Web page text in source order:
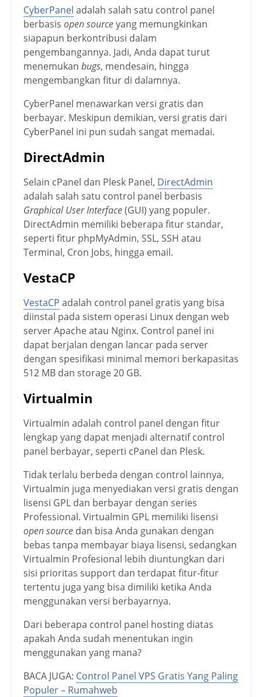
CyberPanel adalah salah satu control panel
berbasis open sourceyang memungkinkan
siapapun berkontribusi dalam
pengembangannya. Jadi, Anda dapat turut
menemukan bugs, mendesain, hingga
mengembangkan fitur di dalamnya.
CyberPanel menawarkan versi gratis dan
berbayar. Meskipun demikian, versi gratis dari
CyberPanel ini pun sudah sangat memadai.
DirectAdmin
Selain cPanel dan Plesk Panel, DirectAdmin
adalah salah satu control panel berbasis
Graphical User Interface(GUI) yang populer.
DirectAdmin memiliki beberapa fitur standar,
seperti fitur phpMyAdmin, SSL, SSH atau
Terminal, Cron Jobs, hingga email.
VestaCP
VestaCP adalah control panel gratis yang bisa
diinstal pada sistem operasi Linux dengan web
server Apache atau Nginx. Control panel ini
dapat berjalan dengan lancar pada server
dengan spesifikasi minimal memori berkapasitas
512 MB dan storage 20 GB.
Virtualmin
Virtualmin adalah control panel dengan fitur
lengkap yang dapat menjadi alternatif control
panel berbayar, seperti cPanel dan Plesk.
Tidak terlalu berbeda dengan control lainnya,
Virtualmin juga menyediakan versi gratis dengan
lisensi GPL dan berbayar dengan series
Professional. Virtualmin GPL memiliki lisensi
open source dan bisa Anda gunakan dengan
bebas tanpa membayar biaya lisensi, sedangkan
Virtualmin Profesional lebih diuntungkan dari
sisi prioritas support dan terdapat fitur-fitur
tertentu juga yang bisa dimiliki ketika Anda
menggunakan versi berbayarnya.
Dari beberapa control panel hosting diatas
apakah Anda sudah menentukan ingin
menggunakan yang mana?
BACA JUGA: Control Panel VPS Gratis Yang Paling
Populer – Rumahweb